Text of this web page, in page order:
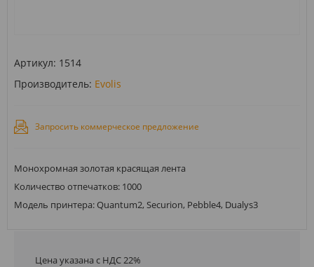
Артикул: 1514
Производитель: Evolis
Запросить коммерческое предложение
Монохромная золотая красящая лента
Количество отпечатков: 1000
Модель принтера: Quantum2, Securion, Pebble4, Dualys3
Цена указана с НДС 22%